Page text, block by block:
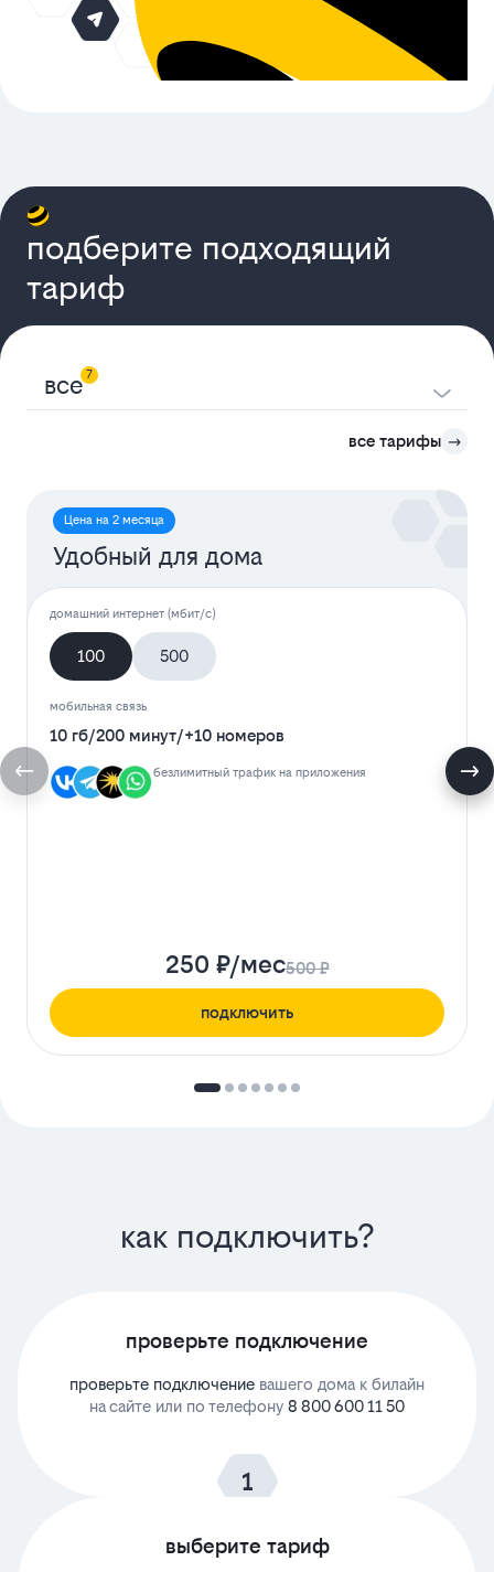
подберите подходящий
тариф
все 7
все тарифы
Цена на 2 месяца
Удобный для дома
домашний интернет (мбит/с)
100 500
мобильная связь
10 гб/200 минут/+10 номеров
безлимитный трафик на приложения
250 ₽/мес500 ₽
подключить
как подключить?
проверьте подключение
проверьте подключение вашего дома к билайн
на сайте или по телефону 8 800 600 11 50
выберите тариф